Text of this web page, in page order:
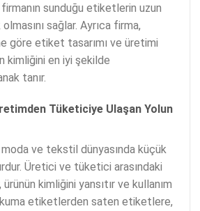
sunduğu etiketlerin uzun
sağlar. Ayrıca firma,
göre etiket tasarımı ve üretimi
kimliğini en iyi şekilde
tanır.
Tüketiciye Ulaşan Yolun
ve tekstil dünyasında küçük
Üretici ve tüketici arasındaki
ürünün kimliğini yansıtır ve kullanım
etiketlerden saten etiketlere,